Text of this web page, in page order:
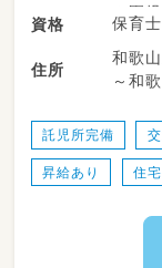
※園
資格 保育士
住所
和歌山県
～和
託児所完備
昇給あり 住